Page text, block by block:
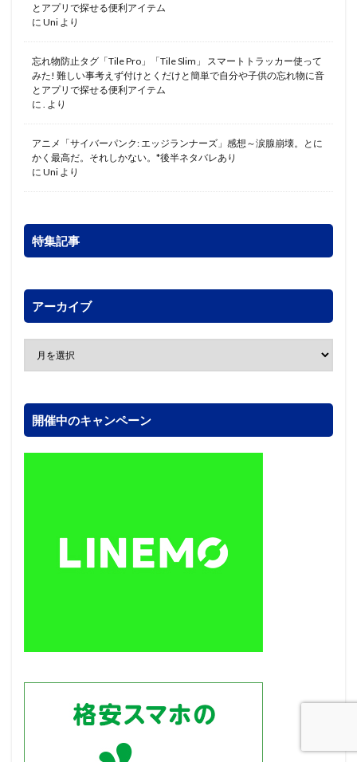
とアプリで探せる便利アイテム
に Uni より
忘れ物防止タグ「Tile Pro」「Tile Slim」 スマートトラッカー使って
みた! 難しい事考えず付けとくだけと簡単で自分や子供の忘れ物に音
とアプリで探せる便利アイテム
に
より
アニメ「サイバーパンク: エッジランナーズ」感想～涙腺崩壊。とに
かく最高だ。それしかない。*後半ネタバレあり
に Uni より
特集記事
アーカイブ
開催中のキャンペーン